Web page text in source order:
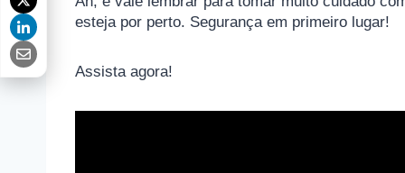
esteja por perto. Segurança em primeiro lugar!
Assista agora!